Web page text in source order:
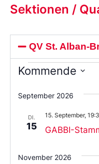
Sektionen /
QV St. Alban-
Kommende
Sie
das
aus.
September 2026
DI.
15 GABBI-
15. September,
November 2026